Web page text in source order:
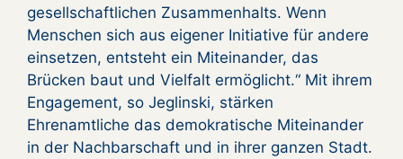
gesellschaftlichen Zusammenhalts. Wenn
Menschen sich aus eigener Initiative für andere
einsetzen, entsteht ein Miteinander, das
Brücken baut und Vielfalt ermöglicht.“ Mit ihrem
Engagement, so Jeglinski, stärken
Ehrenamtliche das demokratische Miteinander
in der Nachbarschaft und in ihrer ganzen Stadt.